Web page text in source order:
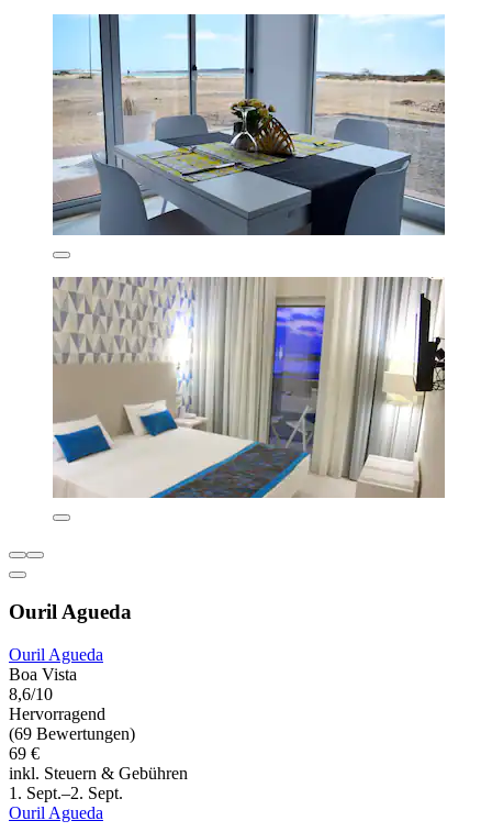
Ouril Agueda
Ouril Agueda
Boa Vista
8,6/10
Hervorragend
(69 Bewertungen)
69 €
inkl. Steuern & Gebühren
1. Sept.–2. Sept.
Ouril Agueda